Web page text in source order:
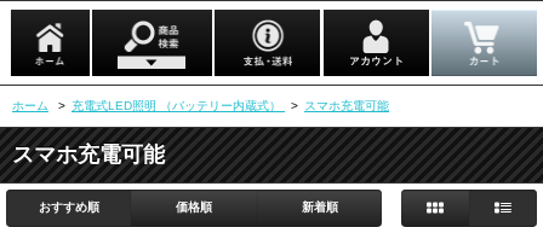
ホーム > 充電式LED照明 （バッテリー内蔵式） > スマホ充電可能
スマホ充電可能
おすすめ順 価格順 新着順